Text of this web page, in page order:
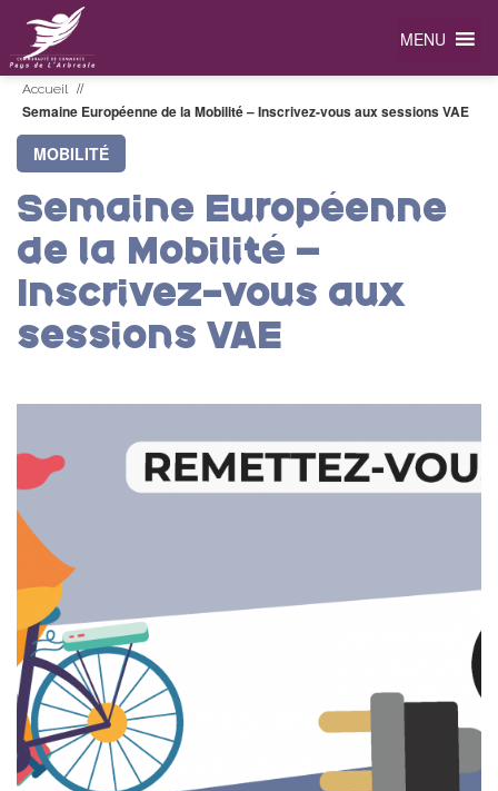
MENU
Accueil //
Semaine Européenne de la Mobilité – Inscrivez-vous aux sessions VAE
MOBILITÉ
Semaine Européenne
de la Mobilité –
Inscrivez-vous aux
sessions VAE